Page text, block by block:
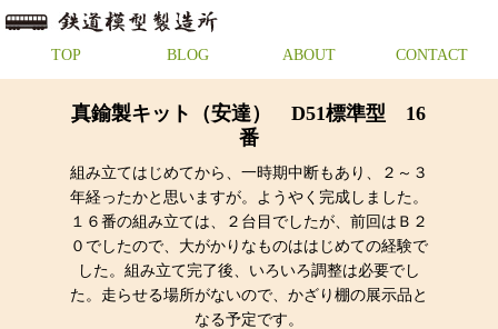
TOP BLOG ABOUT CONTACT
真鍮製キット（安達） D51標準型 16
番
組み立てはじめてから、一時期中断もあり、２～３
年経ったかと思いますが。ようやく完成しました。
１６番の組み立ては、２台目でしたが、前回はＢ２
０でしたので、大がかりなものははじめての経験で
した。組み立て完了後、いろいろ調整は必要でし
た。走らせる場所がないので、かざり棚の展示品と
なる予定です。